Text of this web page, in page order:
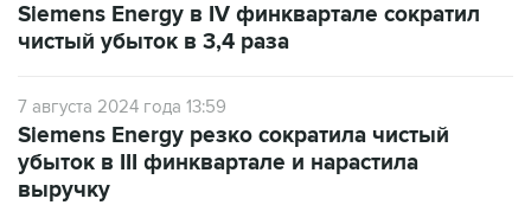
Siemens Energy в IV финквартале сократил
чистый убыток в 3,4 раза
7 августа 2024 года 13:59
Siemens Energy резко сократила чистый
убыток в III финквартале и нарастила
выручку